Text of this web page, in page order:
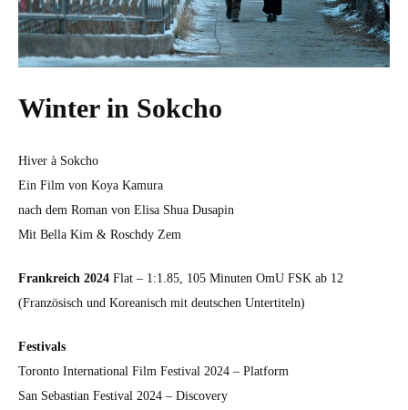
Winter in Sokcho
Hiv­er à Sok­cho
Ein Film von Koya Kamu­ra
nach dem Roman von Elisa Shua Dusapin
Mit Bel­la Kim & Roschdy Zem
Frankre­ich 2024 Flat – 1:1.85, 105 Minuten OmU FSK ab 12
(Franzö­sisch und Kore­anisch mit deutschen Unter­titeln)
Fes­ti­vals
Toron­to Inter­na­tion­al Film Fes­ti­val 2024 – Plat­form
San Sebas­t­ian Fes­ti­val 2024 – Dis­cov­ery